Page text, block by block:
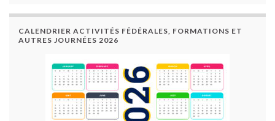
CALENDRIER ACTIVITÉS FÉDÉRALES, FORMATIONS ET
AUTRES JOURNÉES 2026